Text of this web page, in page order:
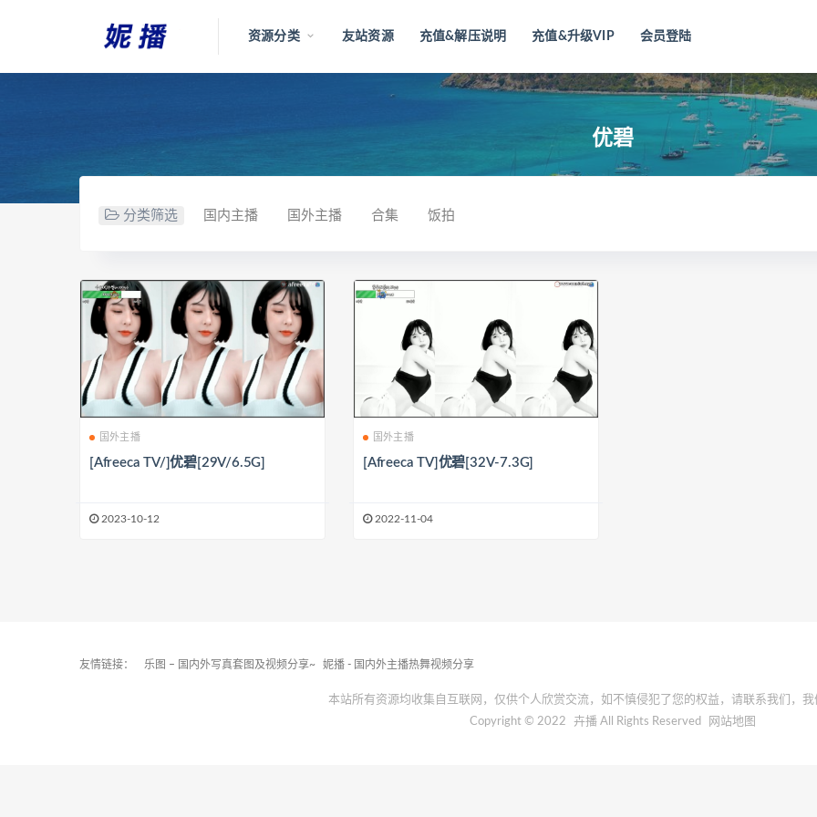
资源分类 友站资源 充值&解压说明 充值&升级VIP 会员登陆
优碧
分类筛选 国内主播 国外主播 合集 饭拍
国外主播
[Afreeca TV/]优碧[29V/6.5G]
2023-10-12
国外主播
[Afreeca TV]优碧[32V-7.3G]
2022-11-04
友情链接： 乐图 – 国内外写真套图及视频分享~ 妮播 - 国内外主播热舞视频分享
本站所有资源均收集自互联网，仅供个人欣赏交流，如不慎侵犯了您的权益，请联系我们，我
Copyright © 2022
卉播 All Rights Reserved 网站地图